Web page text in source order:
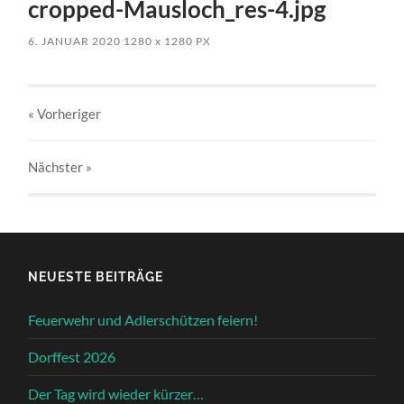
cropped-Mausloch_res-4.jpg
6. JANUAR 2020 1280x 1280 PX
« Vorheriger
Nächster »
NEUESTE BEITRÄGE
Feuerwehr und Adlerschützen feiern!
Dorffest 2026
Der Tag wird wieder kürzer…